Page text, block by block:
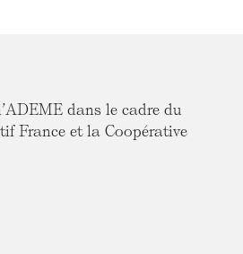
dans le cadre du
France et la Coopérative